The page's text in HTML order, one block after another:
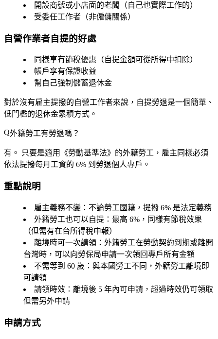
開設商號或小店面的老闆（自己也實際工作的）
受委任工作者（非僱傭關係）
自營作業者自提的好處
同樣享有節稅優惠 （自提金額可從所得中扣除）
帳戶享有保證收益
幫自己強制儲蓄退休金
對於沒有雇主提撥的自營工作者來說，自提勞退是一個簡單、
低門檻的退休金累積方式。
外籍勞工有勞退嗎？
有。
只要是適用《勞動基準法》的外籍勞工，雇主同樣必須
依法提撥每月工資的 6% 到勞退個人專戶。
重點說明
雇主義務不變 ：不論勞工國籍，提撥 6% 是法定義務
外籍勞工也可以自提 ：最高 6%，同樣有節稅效果
（但需有在台所得稅申報）
離境時可一次請領 ：外籍勞工在勞動契約到期或離開
台灣時，可以向勞保局申請一次領回專戶所有金額
不需等到 60 歲 ：與本國勞工不同，外籍勞工離境即
可請領
請領時效 ：離境後 5 年內可申請，超過時效仍可領取
但需另外申請
申請方式